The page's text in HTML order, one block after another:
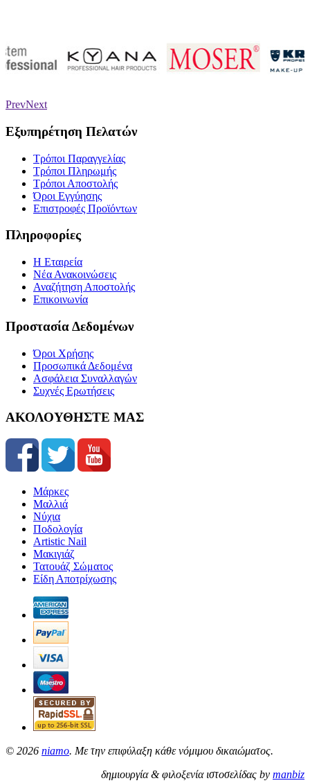
PrevNext
Εξυπηρέτηση Πελατών
Τρόποι Παραγγελίας
Τρόποι Πληρωμής
Τρόποι Αποστολής
Όροι Εγγύησης
Επιστροφές Προϊόντων
Πληροφορίες
Η Εταιρεία
Νέα Ανακοινώσεις
Αναζήτηση Αποστολής
Επικοινωνία
Προστασία Δεδομένων
Όροι Χρήσης
Προσωπικά Δεδομένα
Ασφάλεια Συναλλαγών
Συχνές Ερωτήσεις
ΑΚΟΛΟΥΘΗΣΤΕ ΜΑΣ
Μάρκες
Μαλλιά
Νύχια
Ποδολογία
Artistic Nail
Μακιγιάζ
Τατουάζ Σώματος
Είδη Αποτρίχωσης
© 2026 niamo. Με την επιφύλαξη κάθε νόμιμου δικαιώματος.
δημιουργία & φιλοξενία ιστοσελίδας by manbiz